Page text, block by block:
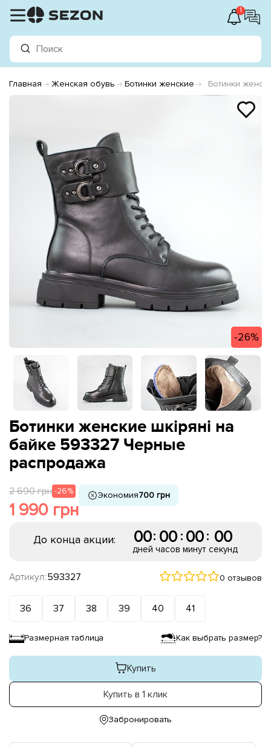
1
Главная Женская обувь Ботинки женские Ботинки
-26%
Ботинки женские шкіряні на
байке 593327 Черные
распродажа
2 690 грн -26%
1 990 грн
Экономия700 грн
До конца акции: 00
дней
: 00
часов
: 00
минут
: 00
секунд
Артикул:593327 0 отзывов
36 37 38 39 40 41
Размерная таблица Как выбрать размер?
Купить
Купить в 1 клик
Забронировать